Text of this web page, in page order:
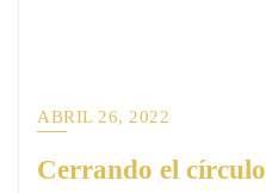
ABRIL 26, 2022
Cerrando el círculo